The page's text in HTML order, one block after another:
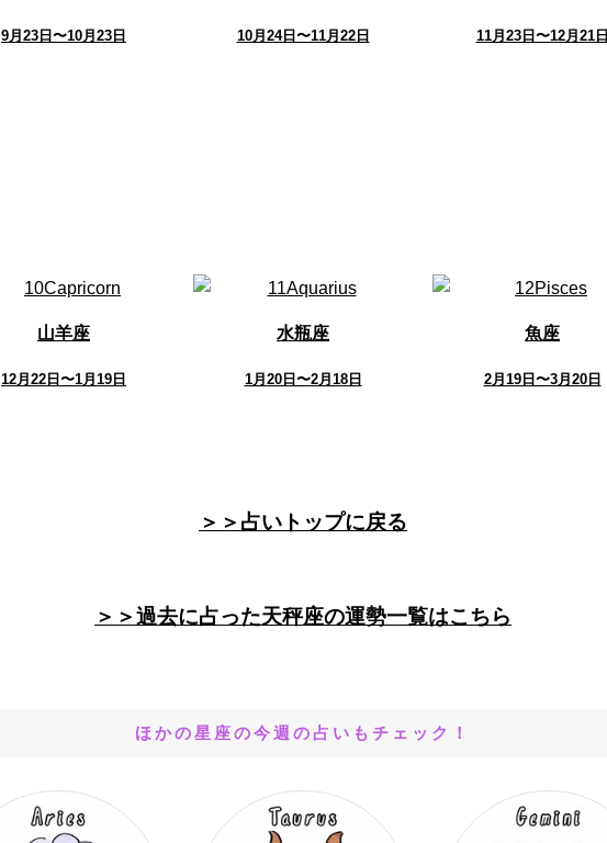
9月23日〜10月23日 10月24日〜11月22日 11月23日〜12月21日
山羊座
12月22日〜1月19日
水瓶座
1月20日〜2月18日
魚座
2月19日〜3月20日
＞＞占いトップに戻る
＞＞過去に占った天秤座の運勢一覧はこちら
ほかの星座の今週の占いもチェック！